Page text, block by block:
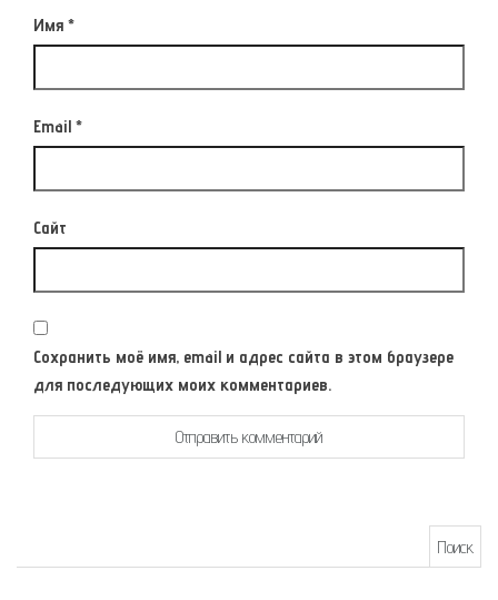
Имя *
Email *
Сайт
Сохранить моё имя, email и адрес сайта в этом браузере
для последующих моих комментариев.